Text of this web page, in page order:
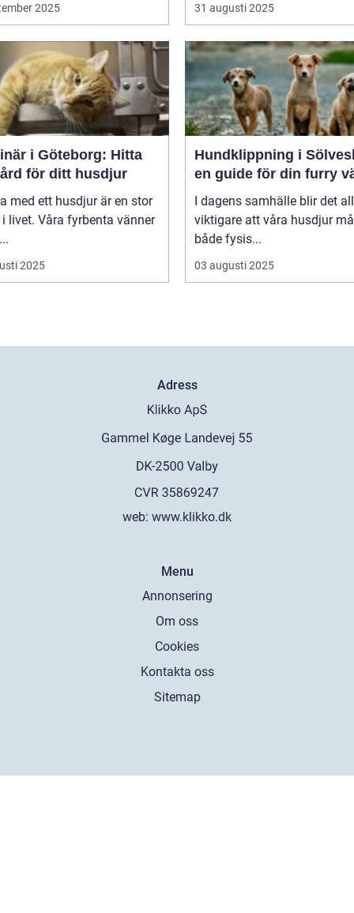
2025 31 augusti 2025
i Göteborg: Hitta
för ditt husdjur
med ett husdjur är en stor
livet. Våra fyrbenta vänner
2025
Hundklippning i
en guide för din furry
I dagens samhälle blir det
viktigare att våra husdjur
både fysis...
03 augusti 2025
Adress
web: www.klikko.dk
Menu
Annonsering
Om oss
Cookies
Kontakta oss
Sitemap